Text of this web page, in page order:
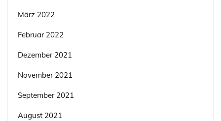
März 2022
Februar 2022
Dezember 2021
November 2021
September 2021
August 2021